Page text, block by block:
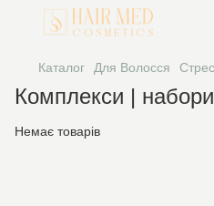
Каталог Для Волосся
Комплекси |
Немає товарів